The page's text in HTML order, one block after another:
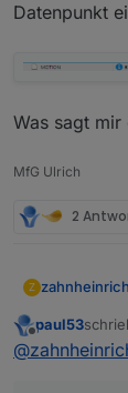
Datenpunkt
Was sagt mir
MfG Ulrich
2
Z zahnheinrich
Offline
paul53
@